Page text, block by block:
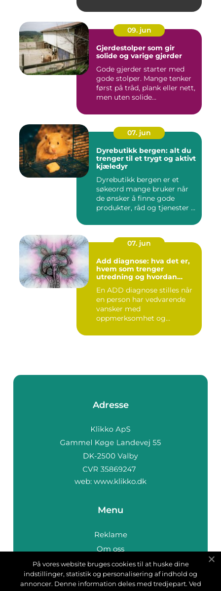
09. jun
Gjerdestolper som gir
solide og varige gjerder
Gode gjerder starter med
gode stolper. Mange tenker
først på tråd, plank eller nett,
men uten solide...
07. jun
Dyrebutikk bergen: alt du
trenger til et trygt og aktivt
kjæledyr
Dyrebutikk bergen er et
søkeord mange bruker når
de ønsker å finne gode
produkter, råd og tjenester ...
07. jun
Add diagnose: hva det er,
hvem som trenger
utredning og hvordan
En ADD diagnose stilles når
en person har vedvarende
vansker med
oppmerksomhet og
Adresse
web: www.klikko.dk
Menu
Reklame
Om oss
Cookies
Kontakt Oss
På vores website bruges cookies til at huske dine
indstillinger, statistik og personalisering af indhold og
annoncer. Denne information deles med tredjepart. Ved